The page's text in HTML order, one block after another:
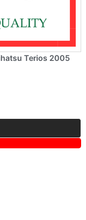
Terios 2005